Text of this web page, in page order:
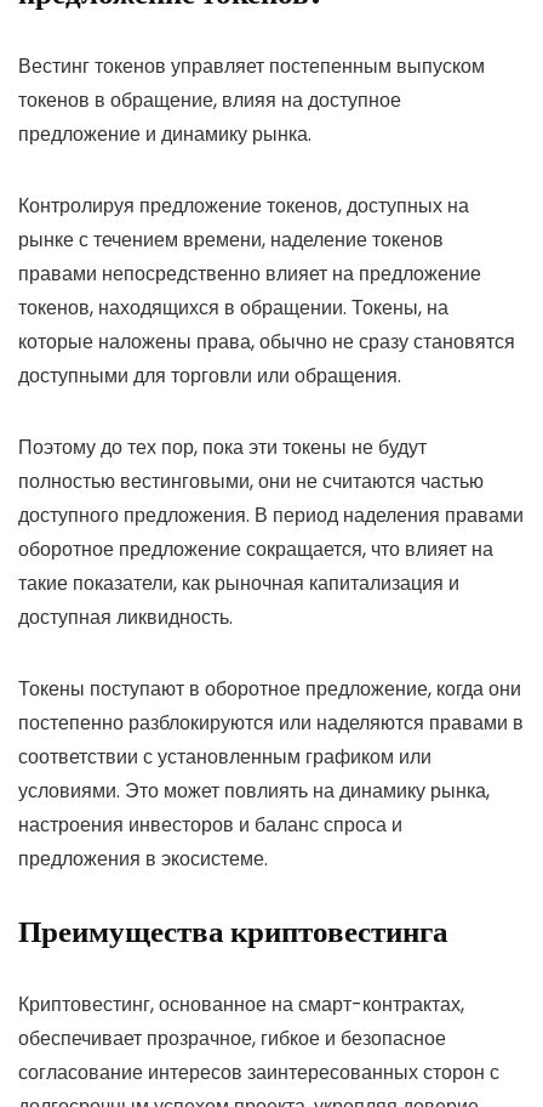
Вестинг токенов управляет постепенным выпуском
токенов в обращение, влияя на доступное
предложение и динамику рынка.
Контролируя предложение токенов, доступных на
рынке с течением времени, наделение токенов
правами непосредственно влияет на предложение
токенов, находящихся в обращении. Токены, на
которые наложены права, обычно не сразу становятся
доступными для торговли или обращения.
Поэтому до тех пор, пока эти токены не будут
полностью вестинговыми, они не считаются частью
доступного предложения. В период наделения правами
оборотное предложение сокращается, что влияет на
такие показатели, как рыночная капитализация и
доступная ликвидность.
Токены поступают в оборотное предложение, когда они
постепенно разблокируются или наделяются правами в
соответствии с установленным графиком или
условиями. Это может повлиять на динамику рынка,
настроения инвесторов и баланс спроса и
предложения в экосистеме.
Преимущества криптовестинга
Криптовестинг, основанное на смарт-контрактах,
обеспечивает прозрачное, гибкое и безопасное
согласование интересов заинтересованных сторон с